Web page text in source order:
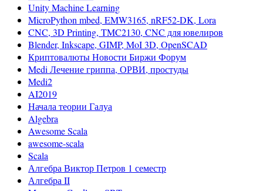
Unity Machine Learning
MicroPython mbed, EMW3165, nRF52-DK, Lora
CNC, 3D Printing, TMC2130, CNC для ювелиров
Blender, Inkscape, GIMP, MoI 3D, OpenSCAD
Криптовалюты Новости Биржи Форум
Medi Лечение гриппа, ОРВИ, простуды
Medi2
AI2019
Начала теории Галуа
Algebra
Awesome Scala
awesome-scala
Scala
Алгебра Виктор Петров 1 семестр
Алгебра II